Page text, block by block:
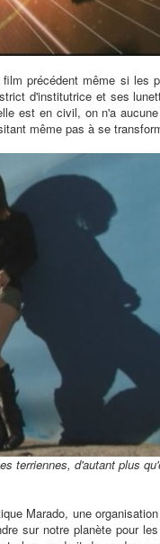
précédent même si les
d'institutrice et ses
est en civil, on n'a
même pas à se
terriennes, d'autant plus
Marado, une
sur notre planète pour